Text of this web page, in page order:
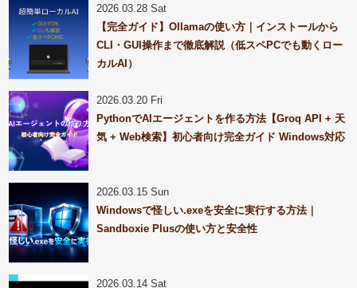
2026.03.28 Sat
【完全ガイド】Ollamaの使い方｜インストールから
CLI・GUI操作まで徹底解説（低スペPCでも動くロー
カルAI）
2026.03.20 Fri
PythonでAIエージェントを作る方法【Groq API + 天
気 + Web検索】初心者向け完全ガイド Windows対応
2026.03.15 Sun
Windowsで怪しい.exeを安全に実行する方法｜
Sandboxie Plusの使い方と安全性
2026.03.14 Sat